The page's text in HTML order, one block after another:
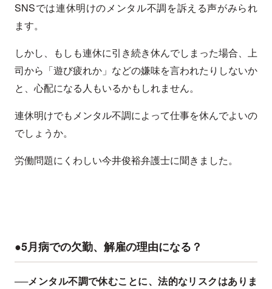
SNSでは連休明けのメンタル不調を訴える声がみられ
ます。
しかし、もしも連休に引き続き休んでしまった場合、上
司から「遊び疲れか」などの嫌味を言われたりしないか
と、心配になる人もいるかもしれません。
連休明けでもメンタル不調によって仕事を休んでよいの
でしょうか。
労働問題にくわしい今井俊裕弁護士に聞きました。
●5月病での欠勤、解雇の理由になる？
──メンタル不調で休むことに、法的なリスクはありま